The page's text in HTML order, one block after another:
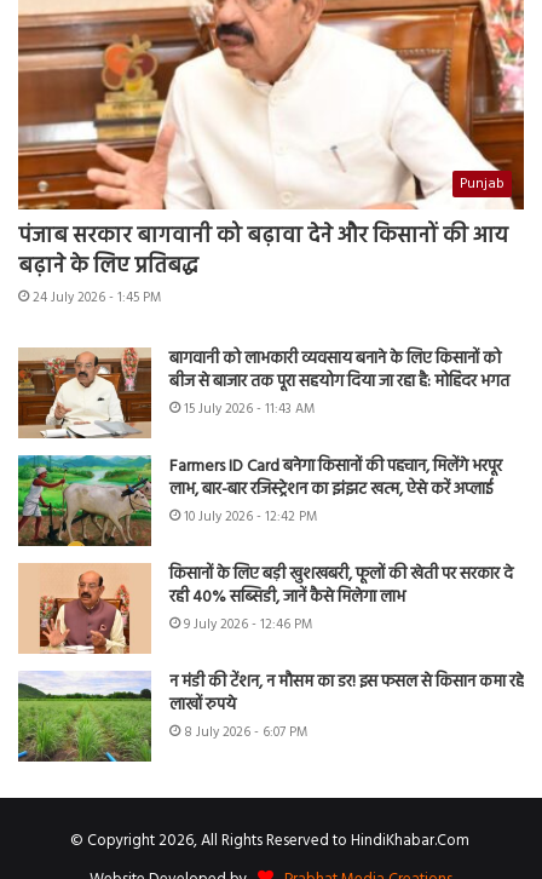
Punjab
पंजाब सरकार बागवानी को बढ़ावा देने और किसानों की आय
बढ़ाने के लिए प्रतिबद्ध
24 July 2026 - 1:45 PM
बागवानी को लाभकारी व्यवसाय बनाने के लिए किसानों को
बीज से बाजार तक पूरा सहयोग दिया जा रहा है: मोहिंदर भगत
15 July 2026 - 11:43 AM
Farmers ID Card बनेगा किसानों की पहचान, मिलेंगे भरपूर
लाभ, बार-बार रजिस्ट्रेशन का झंझट खत्म, ऐसे करें अप्लाई
10 July 2026 - 12:42 PM
किसानों के लिए बड़ी खुशखबरी, फूलों की खेती पर सरकार दे
रही 40% सब्सिडी, जानें कैसे मिलेगा लाभ
9 July 2026 - 12:46 PM
न मंडी की टेंशन, न मौसम का डर! इस फसल से किसान कमा रहे
लाखों रुपये
8 July 2026 - 6:07 PM
© Copyright 2026, All Rights Reserved to HindiKhabar.Com